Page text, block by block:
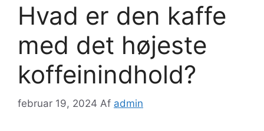
Hvad er den kaffe
med det højeste
koffeinindhold?
februar 19, 2024 Af admin